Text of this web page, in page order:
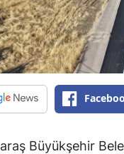
Büyükşehir